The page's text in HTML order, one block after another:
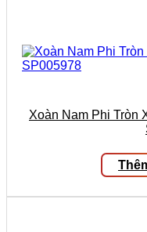
Xoàn Nam Phi Tròn